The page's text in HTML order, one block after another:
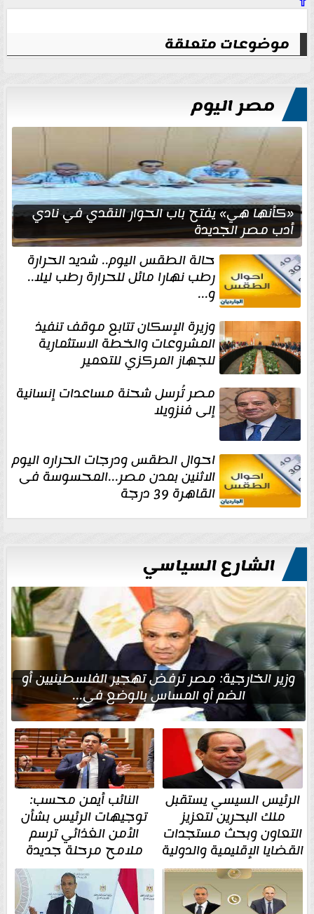
⇧
موضوعات متعلقة
مصر اليوم
«كأنها هي» يفتح باب الحوار النقدي في نادي
أدب مصر الجديدة
حالة الطقس اليوم.. شديد الحرارة
رطب نهارا مائل للحرارة رطب ليلا..
و...
وزيرة الإسكان تتابع موقف تنفيذ
المشروعات والخطة الاستثمارية
للجهاز المركزي للتعمير
مصر تُرسل شحنة مساعدات إنسانية
إلى فنزويلا
احوال الطقس ودرجات الحراره اليوم
الاثنين بمدن مصر...المحسوسة فى
القاهرة 39 درجة
الشارع السياسي
وزير الخارجية: مصر ترفض تهجير الفلسطينيين أو
الضم أو المساس بالوضع في...
الرئيس السيسي يستقبل
ملك البحرين لتعزيز
التعاون وبحث مستجدات
القضايا الإقليمية والدولية
النائب أيمن محسب:
توجيهات الرئيس بشأن
الأمن الغذائي ترسم
ملامح مرحلة جديدة